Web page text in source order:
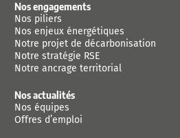
Nos engagements
Nos piliers
Nos enjeux énergétiques
Notre projet de décarbonisation
Notre stratégie RSE
Notre ancrage territorial
Nos actualités
Nos équipes
Offres d’emploi